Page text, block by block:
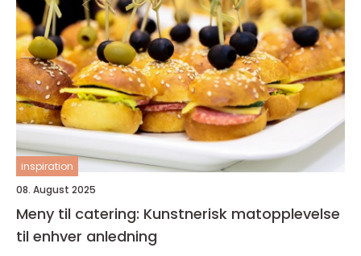
inspiration
08. August 2025
Meny til catering: Kunstnerisk matopplevelse
til enhver anledning